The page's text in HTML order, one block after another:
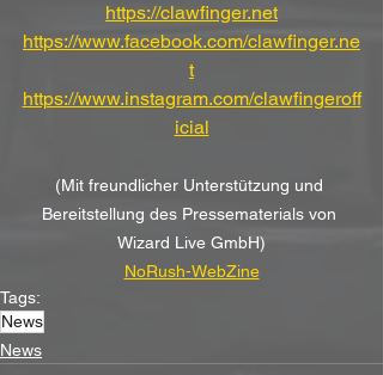
https://clawfinger.net
https://www.facebook.com/clawfinger.ne
t
https://www.instagram.com/clawfingeroff
icial
(Mit freundlicher Unterstützung und
Bereitstellung des Pressematerials von
Wizard Live GmbH)
NoRush-WebZine
Tags:
News
News